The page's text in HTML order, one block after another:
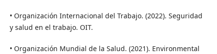
• Organización Internacional del Trabajo. (2022). Seguridad
y salud en el trabajo. OIT.
• Organización Mundial de la Salud. (2021). Environmental